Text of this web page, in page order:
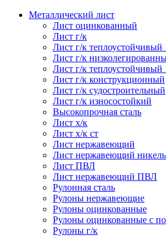
Металлический лист
Лист оцинкованный
Лист г/к
Лист г/к
Лист г/к
Лист г/к
Лист г/к конструкционный
Лист г/к судостроительный
Лист г/к износостойкий
Высокопрочная сталь
Лист х/к
Лист х/к ст
Лист нержавеющий
Лист нержавеющий
Лист ПВЛ
Лист нержавеющий ПВЛ
Рулонная сталь
Рулоны нержавеющие
Рулоны оцинкованные
Рулоны оцинкованные с
Рулоны г/к